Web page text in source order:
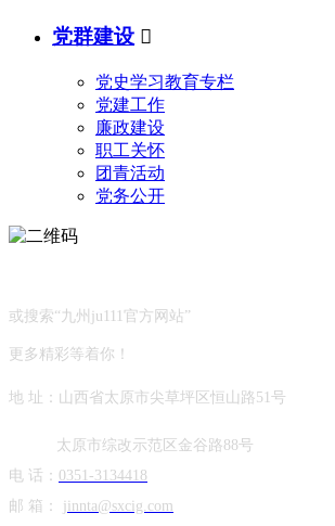
党群建设 
党史学习教育专栏
党建工作
廉政建设
职工关怀
团青活动
党务公开
或搜索“九州ju111官方网站”
更多精彩等着你！
地 址：山西省太原市尖草坪区恒山路51号
太原市综改示范区金谷路88号
电 话： 0351-3134418
邮 箱： jinnta@sxcig.com